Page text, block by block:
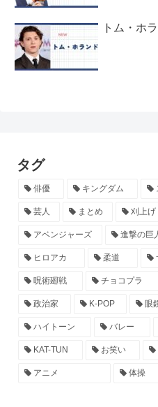
トム・ホ
タグ
俳優 キングダム
芸人 まとめ 刈上げ
アベンジャーズ 進撃の巨
ヒロアカ 柔道
呪術廻戦 チョコプラ
政治家 K-POP 眼
ハイトーン バレー
KAT-TUN お笑い
アニメ 体操